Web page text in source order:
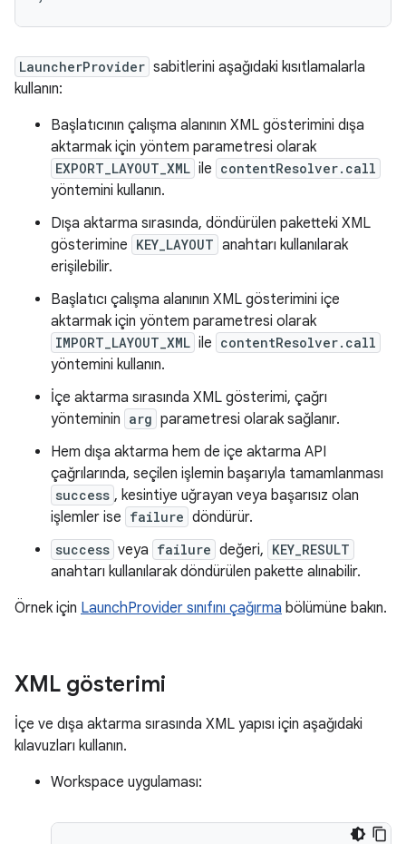
LauncherProvider sabitlerini aşağıdaki kısıtlamalarla
kullanın:
Başlatıcının çalışma alanının XML gösterimini dışa
aktarmak için yöntem parametresi olarak
EXPORT_LAYOUT_XML ile contentResolver.call
yöntemini kullanın.
Dışa aktarma sırasında, döndürülen paketteki XML
gösterimine KEY_LAYOUT anahtarı kullanılarak
erişilebilir.
Başlatıcı çalışma alanının XML gösterimini içe
aktarmak için yöntem parametresi olarak
IMPORT_LAYOUT_XML ile contentResolver.call
yöntemini kullanın.
İçe aktarma sırasında XML gösterimi, çağrı
yönteminin arg parametresi olarak sağlanır.
Hem dışa aktarma hem de içe aktarma API
çağrılarında, seçilen işlemin başarıyla tamamlanması
success , kesintiye uğrayan veya başarısız olan
işlemler ise failure döndürür.
success veya failure değeri, KEY_RESULT
anahtarı kullanılarak döndürülen pakette alınabilir.
Örnek için LaunchProvider sınıfını çağırma bölümüne bakın.
XML gösterimi
İçe ve dışa aktarma sırasında XML yapısı için aşağıdaki
kılavuzları kullanın.
Workspace uygulaması: